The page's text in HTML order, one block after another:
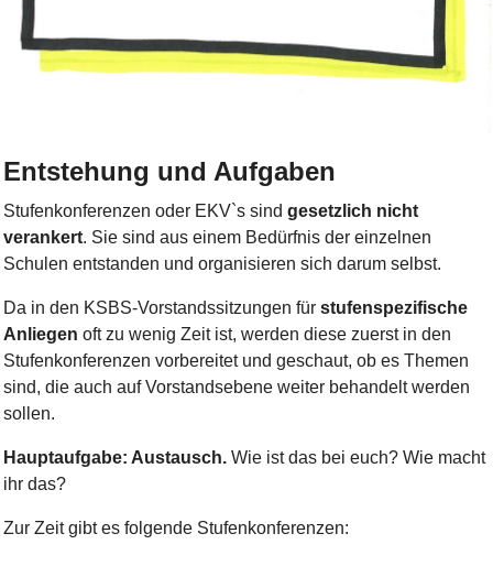
Entstehung und Aufgaben
Stufenkonferenzen oder EKV`s sind gesetzlich nicht
verankert. Sie sind aus einem Bedürfnis der einzelnen
Schulen entstanden und organisieren sich darum selbst.
Da in den KSBS-Vorstandssitzungen für stufenspezifische
Anliegen oft zu wenig Zeit ist, werden diese zuerst in den
Stufenkonferenzen vorbereitet und geschaut, ob es Themen
sind, die auch auf Vorstandsebene weiter behandelt werden
sollen.
Hauptaufgabe: Austausch.Wie ist das bei euch? Wie macht
ihr das?
Zur Zeit gibt es folgende Stufenkonferenzen: